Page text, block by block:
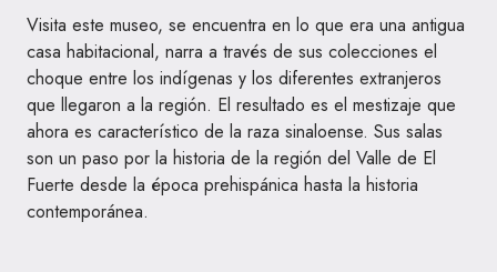
Visita este museo, se encuentra en lo que era una antigua
casa habitacional, narra a través de sus colecciones el
choque entre los indígenas y los diferentes extranjeros
que llegaron a la región. El resultado es el mestizaje que
ahora es característico de la raza sinaloense. Sus salas
son un paso por la historia de la región del Valle de El
Fuerte desde la época prehispánica hasta la historia
contemporánea.